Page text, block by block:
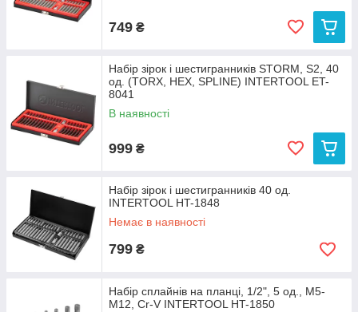
749 ₴
Набір зірок і шестигранників STORM, S2, 40
од. (TORX, HEX, SPLINE) INTERTOOL ET-
8041
В наявності
999 ₴
Набір зірок і шестигранників 40 од.
INTERTOOL HT-1848
Немає в наявності
799 ₴
Набір сплайнів на планці, 1/2", 5 од., M5-
M12, Cr-V INTERTOOL HT-1850